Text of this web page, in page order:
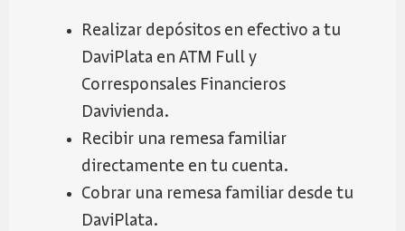
Realizar depósitos en efectivo a tu
DaviPlata en ATM Full y
Corresponsales Financieros
Davivienda.
Recibir una remesa familiar
directamente en tu cuenta.
Cobrar una remesa familiar desde tu
DaviPlata.